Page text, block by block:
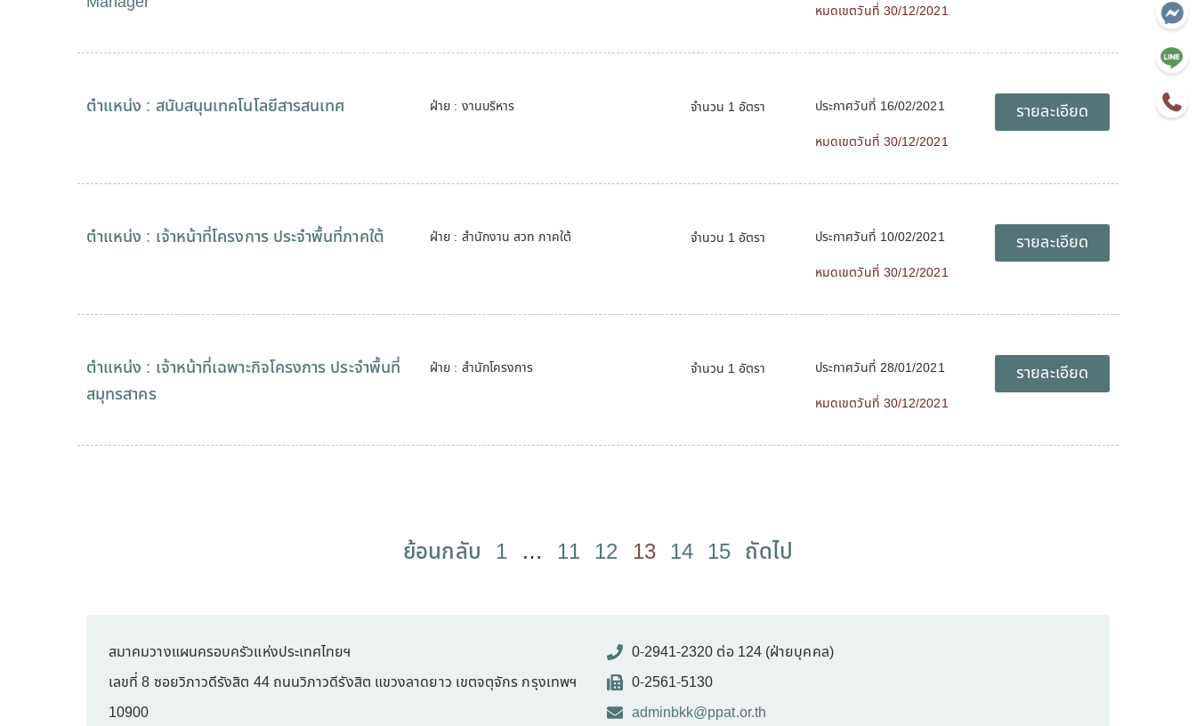
หมดเขตวันที่ 30/12/2021
ตำแหน่ง : สนับสนุนเทคโนโลยีสารสนเทศ ฝ่าย : งานบริหาร จำนวน 1 อัตรา
ประกาศวันที่ 16/02/2021
หมดเขตวันที่ 30/12/2021
รายละเอียด
ตำแหน่ง : เจ้าหน้าที่โครงการ ประจำพื้นที่ภาคใต้ ฝ่าย : สำนักงาน สวท ภาคใต้ จำนวน 1 อัตรา
ประกาศวันที่ 10/02/2021
หมดเขตวันที่ 30/12/2021
รายละเอียด
ตำแหน่ง : เจ้าหน้าที่เฉพาะกิจโครงการ ประจำพื้นที่
สมุทรสาคร
ฝ่าย : สำนักโครงการ จำนวน 1 อัตรา
ประกาศวันที่ 28/01/2021
หมดเขตวันที่ 30/12/2021
รายละเอียด
ย้อนกลับ 1 … 11 12 13 14 15 ถัดไป
สมาคมวางแผนครอบครัวแห่งประเทศไทยฯ
เลขที่ 8 ซอยวิภาวดีรังสิต 44 ถนนวิภาวดีรังสิต แขวงลาดยาว เขตจตุจักร กรุงเทพฯ
10900
0-2941-2320 ต่อ 124 (ฝ่ายบุคคล)
0-2561-5130
adminbkk@ppat.or.th